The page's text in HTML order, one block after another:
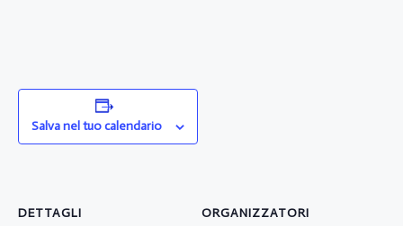
Salva nel tuo calendario
DETTAGLI
ORGANIZZATORI